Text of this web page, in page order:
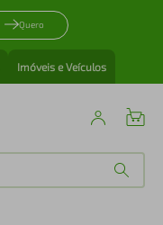
Quero
Imóveis e Veículos